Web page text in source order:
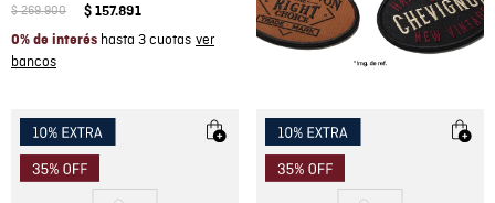
$ 269.900 $ 157.891
0% de interés hasta 3 cuotas